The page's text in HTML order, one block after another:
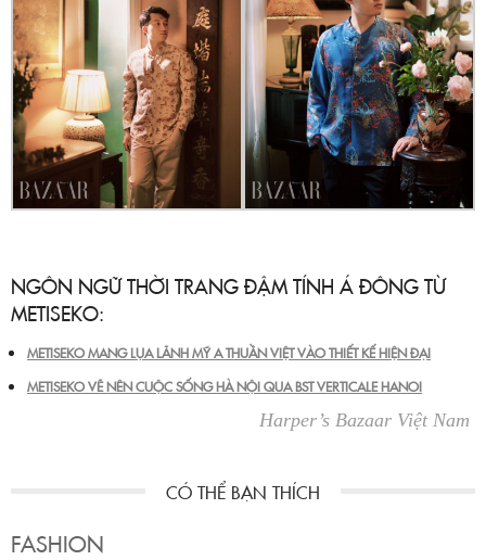
NGÔN NGỮ THỜI TRANG ĐẬM TÍNH Á ĐÔNG TỪ
METISEKO:
METISEKO MANG LỤA LÃNH MỸ A THUẦN VIỆT VÀO THIẾT KẾ HIỆN ĐẠI
METISEKO VẼ NÊN CUỘC SỐNG HÀ NỘI QUA BST VERTICALE HANOI
Harper’s Bazaar Việt Nam
FASHION